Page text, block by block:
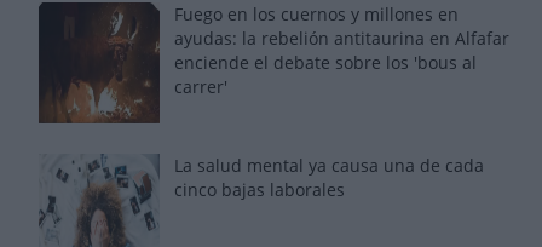
Fuego en los cuernos y millones en
ayudas: la rebelión antitaurina en Alfafar
enciende el debate sobre los 'bous al
carrer'
La salud mental ya causa una de cada
cinco bajas laborales